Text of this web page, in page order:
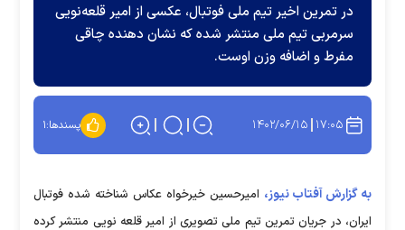
در تمرین اخیر تیم ملی فوتبال، عکسی از امیر قلعه‌نویی
سرمربی تیم ملی منتشر شده که نشان دهنده چاقی
مفرط و اضافه وزن اوست.
۱۷:۰۵ ۱۴۰۲/۰۶/۱۵ پسندها:۱
به گزارش آفتاب نیوز، امیرحسین خیرخواه عکاس شناخته شده فوتبال
ایران، در جریان تمرین تیم ملی تصویری از امیر قلعه نویی منتشر کرده